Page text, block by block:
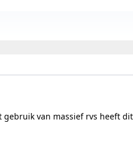
van massief rvs heeft